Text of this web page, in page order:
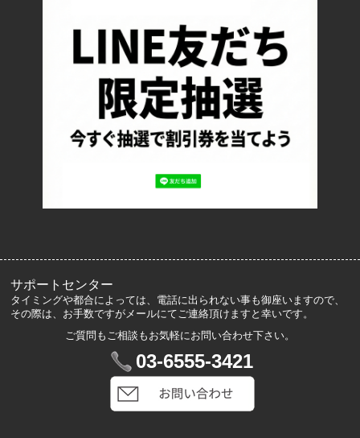
返品について
お支払い方法について
特定商取引法に基づく表記
プライバシーポリシー
ロッカーズについて
サポートセンター
タイミングや都合によっては、電話に出られない事も御座いますので、
その際は、お手数ですがメールにてご連絡頂けますと幸いです。
ご質問もご相談もお気軽にお問い合わせ下さい。
03-6555-3421